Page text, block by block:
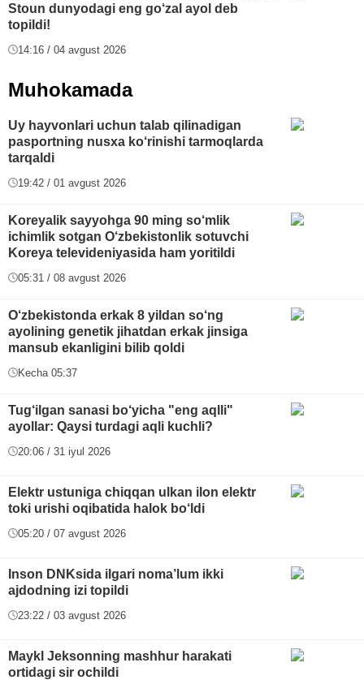
Stoun dunyodagi eng go‘zal ayol deb
topildi!
14:16 / 04 avgust 2026
Muhokamada
Uy hayvonlari uchun talab qilinadigan
pasportning nusxa ko‘rinishi tarmoqlarda
tarqaldi
19:42 / 01 avgust 2026
Koreyalik sayyohga 90 ming so‘mlik
ichimlik sotgan O‘zbekistonlik sotuvchi
Koreya televideniyasida ham yoritildi
05:31 / 08 avgust 2026
O‘zbekistonda erkak 8 yildan so‘ng
ayolining genetik jihatdan erkak jinsiga
mansub ekanligini bilib qoldi
Kecha 05:37
Tug‘ilgan sanasi bo‘yicha "eng aqlli"
ayollar: Qaysi turdagi aqli kuchli?
20:06 / 31 iyul 2026
Elektr ustuniga chiqqan ulkan ilon elektr
toki urishi oqibatida halok bo‘ldi
05:20 / 07 avgust 2026
Inson DNKsida ilgari noma’lum ikki
ajdodning izi topildi
23:22 / 03 avgust 2026
Maykl Jeksonning mashhur harakati
ortidagi sir ochildi